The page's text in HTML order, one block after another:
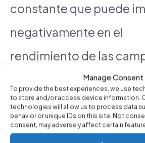
Manage Consent
To provide the best experiences, we use
to store and/or access device information.
technologies will allow us to process data
behavior or unique IDs on this site. Not
consent, may adversely affect certain
constante que puede
negativamente en el
rendimiento de las
Para combatirlo, existen
diversasherramientas
que las empresas